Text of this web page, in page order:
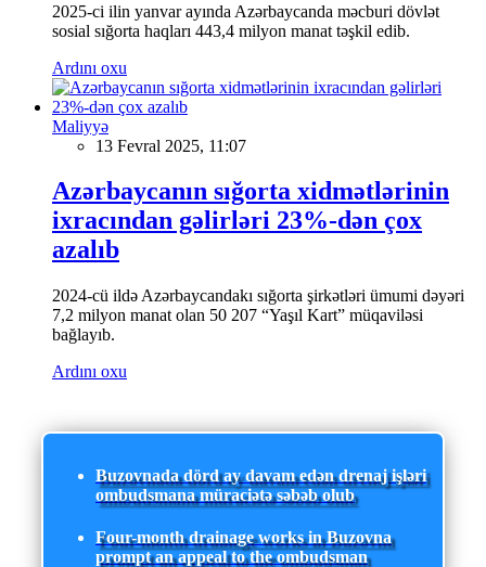
2025-ci ilin yanvar ayında Azərbaycanda məcburi dövlət
sosial sığorta haqları 443,4 milyon manat təşkil edib.
Ardını oxu
Maliyyə
13 Fevral 2025, 11:07
Azərbaycanın sığorta xidmətlərinin
ixracından gəlirləri 23%-dən çox
azalıb
2024-cü ildə Azərbaycandakı sığorta şirkətləri ümumi dəyəri
7,2 milyon manat olan 50 207 “Yaşıl Kart” müqaviləsi
bağlayıb.
Ardını oxu
Buzovnada dörd ay davam edən drenaj işləri
ombudsmana müraciətə səbəb olub
Four-month drainage works in Buzovna
prompt an appeal to the ombudsman